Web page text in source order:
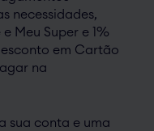
necessidades,
Meu Super e 1%
em Cartão
na
sua conta e uma